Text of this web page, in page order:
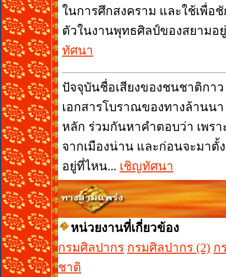
ในการศึกสงคราม และใช้เพื่อ
ตัวในงานพุทธศิลป์ของสยามอ
ทัศนา
ปัจจุบันชื่อเสียงของชนชาติกา
เอกสารโบราณของทางล้านน
หลัก ร่วมกันหาคำตอบว่า เพร
จากเมืองน่าน และก่อนจะมาตั้
อยู่ที่ไหน... เชิญทัศนา
หน่วยงานที่เกี่ยวข้อง
กรมศิลปากร กรมศิลปากร (2) ก
ชาติ